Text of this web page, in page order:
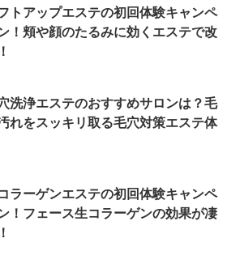
トアップエステの初回体験キャンペ
！頬や顔のたるみに効くエステで改
洗浄エステのおすすめサロンは？毛
れをスッキリ取る毛穴対策エステ体
ラーゲンエステの初回体験キャンペ
！フェース生コラーゲンの効果が凄